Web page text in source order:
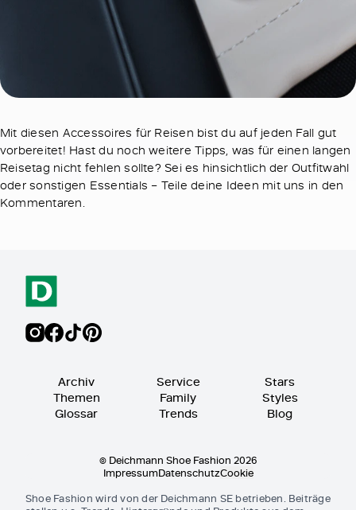
Mit diesen Accessoires für Reisen bist du auf jeden Fall gut
vorbereitet! Hast du noch weitere Tipps, was für einen langen
Reisetag nicht fehlen sollte? Sei es hinsichtlich der Outfitwahl
oder sonstigen Essentials – Teile deine Ideen mit uns in den
Kommentaren.
Archiv
Themen
Glossar
Service
Family
Trends
Stars
Styles
Blog
© Deichmann Shoe Fashion 2026
ImpressumDatenschutzCookie
Shoe Fashion wird von der Deichmann SE betrieben. Beiträge